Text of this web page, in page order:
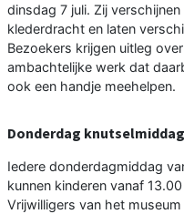
dinsdag 7 juli. Zij
klederdracht en laten
Bezoekers krijgen uitleg
ambachtelijke werk dat
ook een handje meehelpen.
Donderdag knutselmiddag
Iedere donderdagmiddag
kunnen kinderen vanaf
Vrijwilligers van het